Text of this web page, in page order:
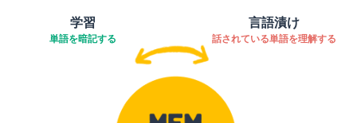
学習
単語を暗記する
言語漬け
話されている単語を理解する